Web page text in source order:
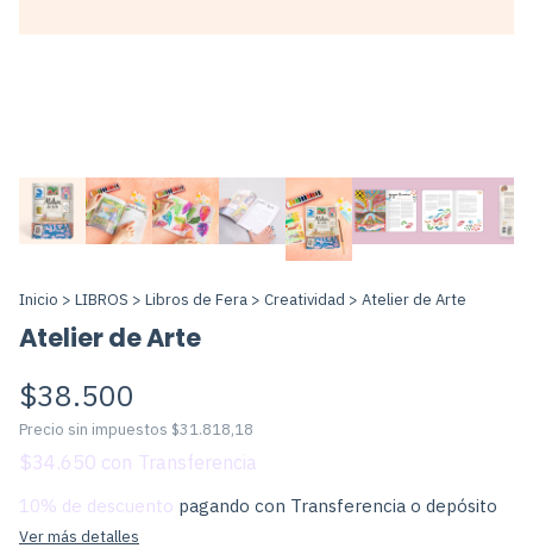
Inicio > LIBROS > Libros de Fera > Creatividad > Atelier de Arte
Atelier de Arte
$38.500
Precio sin impuestos $31.818,18
$34.650 con
10% de descuento pagando con Transferencia o depósito
Ver más detalles